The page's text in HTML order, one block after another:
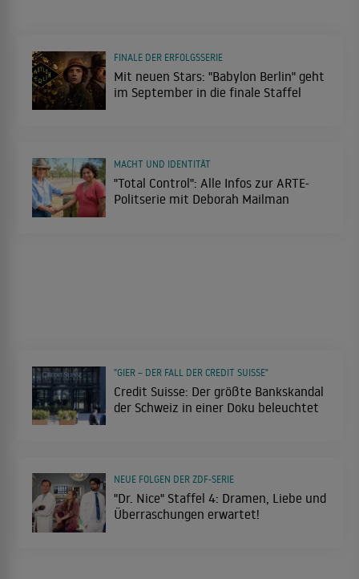
Mit neuen Stars: "Babylon Berlin" geht
im September in die finale Staffel
FINALE DER ERFOLGSSERIE
"Total Control": Alle Infos zur ARTE-
Politserie mit Deborah Mailman
MACHT UND IDENTITÄT
Credit Suisse: Der größte Bankskandal
der Schweiz in einer Doku beleuchtet
"GIER – DER FALL DER CREDIT SUISSE"
"Dr. Nice" Staffel 4: Dramen, Liebe und
Überraschungen erwartet!
NEUE FOLGEN DER ZDF-SERIE